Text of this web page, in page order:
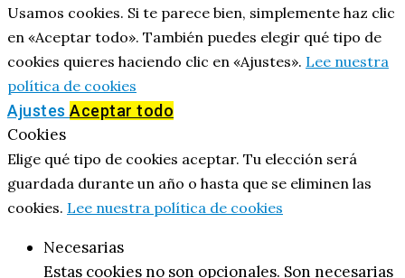
Usamos cookies. Si te parece bien, simplemente haz clic
en «Aceptar todo». También puedes elegir qué tipo de
cookies quieres haciendo clic en «Ajustes». Lee nuestra
política de cookies
Ajustes Aceptar todo
Cookies
Elige qué tipo de cookies aceptar. Tu elección será
guardada durante un año o hasta que se eliminen las
cookies. Lee nuestra política de cookies
Necesarias
Estas cookies no son opcionales. Son necesarias